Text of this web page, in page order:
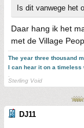
Is dit vanwege het
Daar hang ik het
met de Village
The year three thousand
I can hear it on a
Sterling Void
DJ11